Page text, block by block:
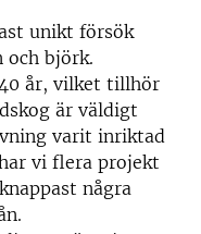
unikt försök
och björk.
år, vilket tillhör
är väldigt
varit inriktad
vi flera projekt
några